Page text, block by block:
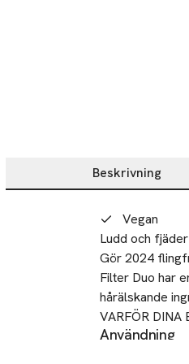
Beskrivning
Beskrivning
Vegan
Ludd och
Gör 2024
Filter Duo har
hårälskande
VARFÖR DINA
Användning